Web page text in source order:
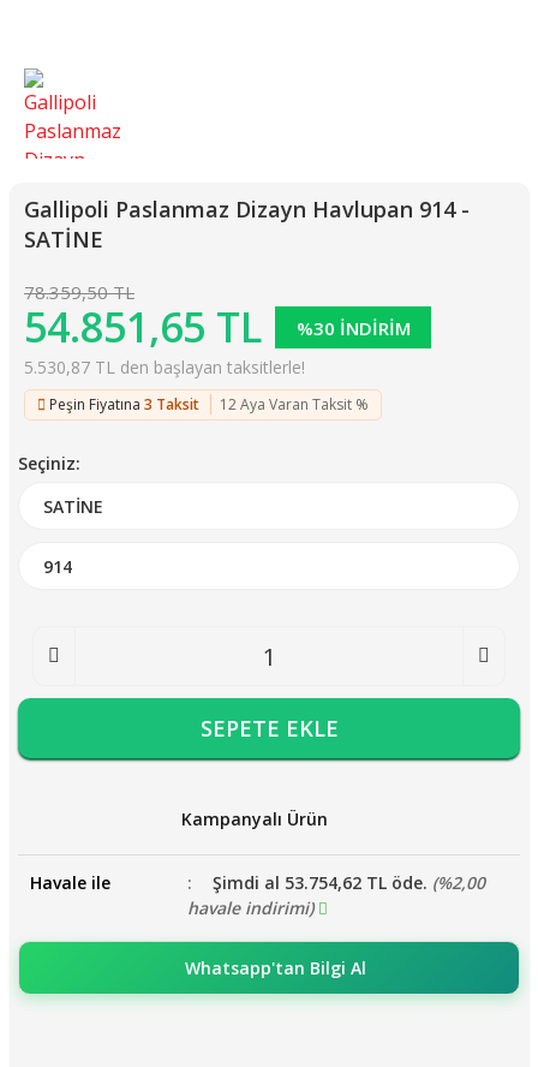
Gallipoli Paslanmaz Dizayn Havlupan 914 -
SATİNE
78.359,50 TL
54.851,65 TL %30 İNDİRİM
5.530,87 TL den başlayan taksitlerle!
Peşin Fiyatına 3 Taksit 12 Aya Varan Taksit %
Seçiniz:
SEPETE EKLE
Kampanyalı Ürün
Havale ile Şimdi al 53.754,62 TL öde. (%2,00
havale indirimi)
Whatsapp'tan Bilgi Al